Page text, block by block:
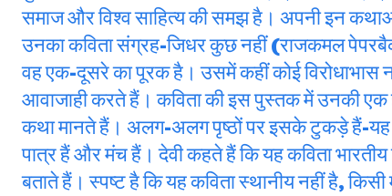
समाज और विश्व साहित्य की समझ है। अपनी इन
उनका कविता संग्रह-जिधर कुछ नहीं (राजकमल
वह एक-दूसरे का पूरक है। उसमें कहीं कोई
आवाजाही करते हैं। कविता की इस पुस्तक में उनकी एक
कथा मानते हैं। अलग-अलग पृष्ठों पर इसके टुकड़े हैं-
पात्र हैं और मंच हैं। देवी कहते हैं कि यह कविता भारतीय
बताते हैं। स्पष्ट है कि यह कविता स्थानीय नहीं है,